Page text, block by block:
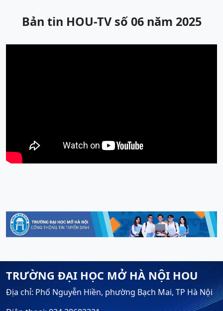
Bản tin HOU-TV số 06 năm 2025
TRƯỜNG ĐẠI HỌC MỞ HÀ NỘI HOU
Địa chỉ: Phố Nguyễn Hiền, phường Bạch Mai, TP Hà Nội